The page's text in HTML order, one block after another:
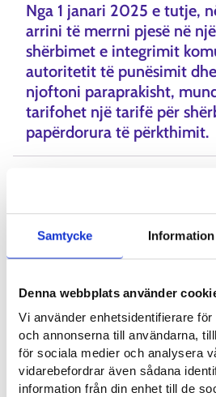
Samtycke Information
Denna webbplats använder
Vi använder enhetsidentifierare
och annonserna till användarna,
för sociala medier och analysera
vidarebefordrar även sådana
information från din enhet till de
Nga 1 janari 2025 e tutje,
arrini të merrni pjesë në
shërbimet e integrimit
autoritetit të punësimit
njoftoni paraprakisht,
tarifohet një tarifë për
papërdorura të përkthimit.
Udhëzues për
në shërbimet e
kanë migruar në Finlandë të
integrohesh do të thotë të mësosh
në shoqërinë finlandeze. Qëllimi
ndihmojë të gjeni punë ose të
juaj të fillojë sa më shpejt.